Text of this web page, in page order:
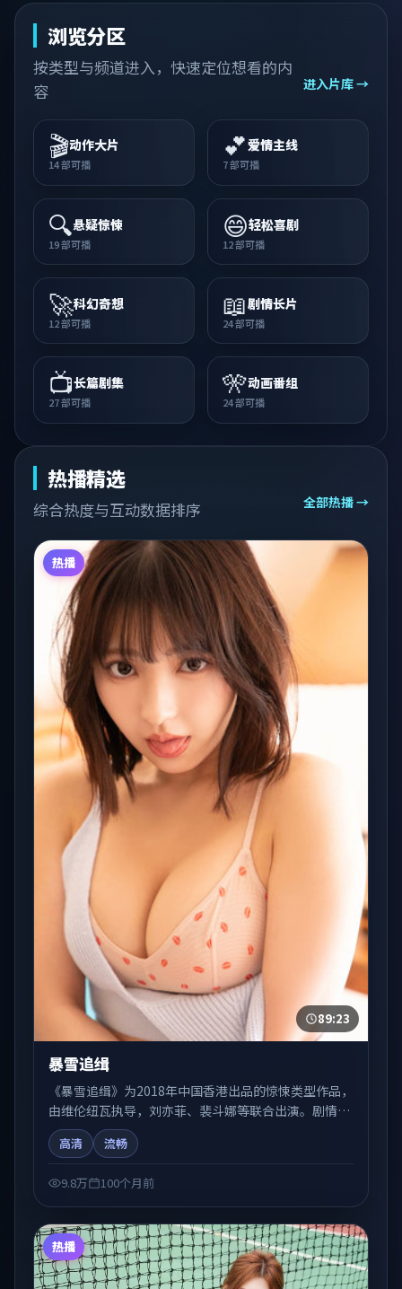
浏览分区
按类型与频道进入，快速定位想看的内
容
进入片库 →
🎬动作大片
14部可播
💕爱情主线
7部可播
🔍悬疑惊悚
19部可播
😄轻松喜剧
12部可播
🚀科幻奇想
12部可播
📖剧情长片
24部可播
📺长篇剧集
27部可播
🎌动画番组
24部可播
热播精选
综合热度与互动数据排序 全部热播 →
热播
89:23
暴雪追缉
《暴雪追缉》为2018年中国香港出品的惊悚类型作品，
由维伦纽瓦执导，刘亦菲、裴斗娜等联合出演。剧情在
人物弧光与节奏推进中展开，兼具叙事张力与视听质
感。适合关注国产在线观看、热播国产剧与院线佳片的
高清 流畅
9.8万 100个月前
热播